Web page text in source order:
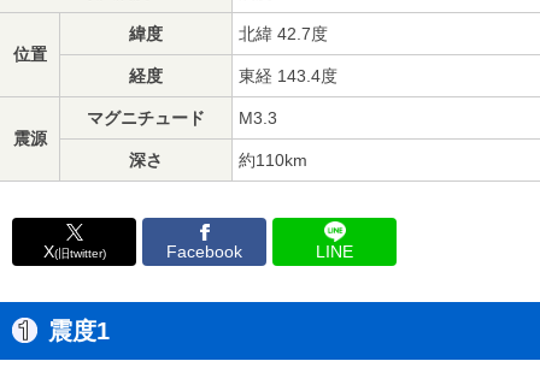
位置
緯度 北緯 42.7度
経度 東経 143.4度
震源
マグニチュード M3.3
深さ 約110km
X(旧twitter) Facebook LINE
震度1